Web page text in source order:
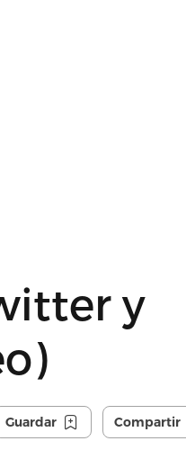
y
Guardar Compartir